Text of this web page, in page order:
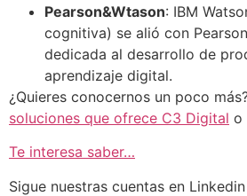
Pearson&Wtason: IBM
cognitiva) se alió con
dedicada al desarrollo de
aprendizaje digital.
¿Quieres conocernos un poco
soluciones que ofrece C3 Digital o
Te interesa saber…
Sigue nuestras cuentas en